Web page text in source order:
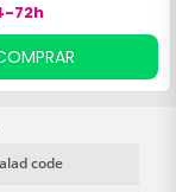
de la
sales de Epsom
de
y lavanda,
Scholl exfolia y
la piel
72h
code